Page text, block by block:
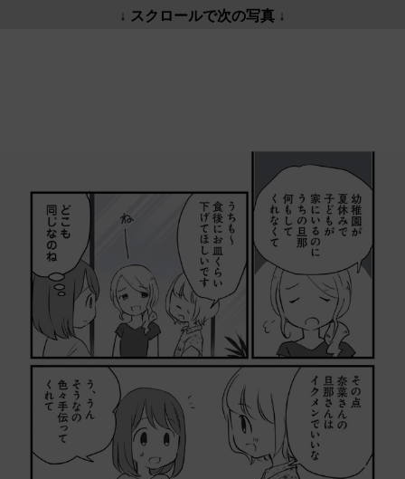
↓ スクロールで次の写真 ↓